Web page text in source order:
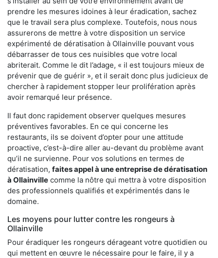
prendre les mesures idoines à leur éradication, sachez
que le travail sera plus complexe. Toutefois, nous nous
assurerons de mettre à votre disposition un service
expérimenté de dératisation à Ollainville pouvant vous
débarrasser de tous ces nuisibles que votre local
abriterait. Comme le dit l’adage, « il est toujours mieux de
prévenir que de guérir », et il serait donc plus judicieux de
chercher à rapidement stopper leur prolifération après
avoir remarqué leur présence.
Il faut donc rapidement observer quelques mesures
préventives favorables. En ce qui concerne les
restaurants, ils se doivent d’opter pour une attitude
proactive, c’est-à-dire aller au-devant du problème avant
qu’il ne survienne. Pour vos solutions en termes de
dératisation, faites appel à une entreprise de dératisation
à Ollainville comme la nôtre qui mettra à votre disposition
des professionnels qualifiés et expérimentés dans le
domaine.
Les moyens pour lutter contre les rongeurs à
Ollainville
Pour éradiquer les rongeurs dérageant votre quotidien ou
qui mettent en œuvre le nécessaire pour le faire, il y a